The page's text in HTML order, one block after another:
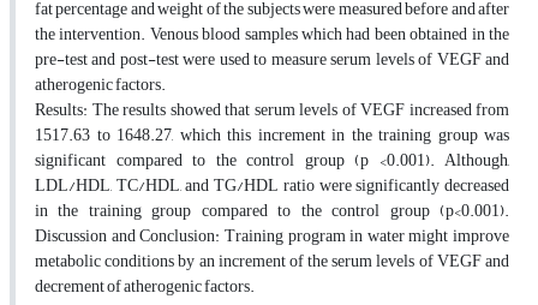
fat percentage and weight of the subjects were measured before and after
the intervention. Venous blood samples which had been obtained in the
pre-test and post-test were used to measure serum levels of VEGF and
atherogenic factors.
Results: The results showed that serum levels of VEGF increased from
1517.63 to 1648.27, which this increment in the training group was
significant compared to the control group (p <0.001). Although,
LDL/HDL, TC/HDL, and TG/HDL ratio were significantly decreased
in the training group compared to the control group (p<0.001).
Discussion and Conclusion: Training program in water might improve
metabolic conditions by an increment of the serum levels of VEGF and
decrement of atherogenic factors.